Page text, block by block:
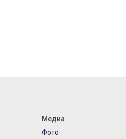
Медиа
Фото